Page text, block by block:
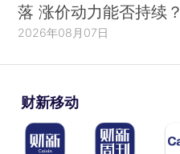
落 涨价动力能否持续？
2026年08月07日
财新移动